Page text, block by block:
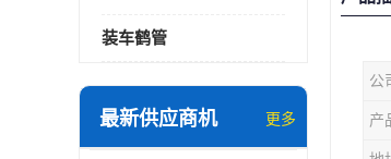
装车鹤管
最新供应商机 更多
公
产